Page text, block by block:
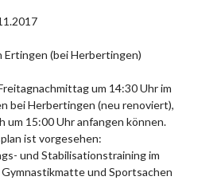
Ertingen (bei Herbertingen)
um 14:30 Uhr im
bei Herbertingen (neu renoviert),
um 15:00 Uhr anfangen können.
ist vorgesehen:
und Stabilisationstraining im
und Sportsachen